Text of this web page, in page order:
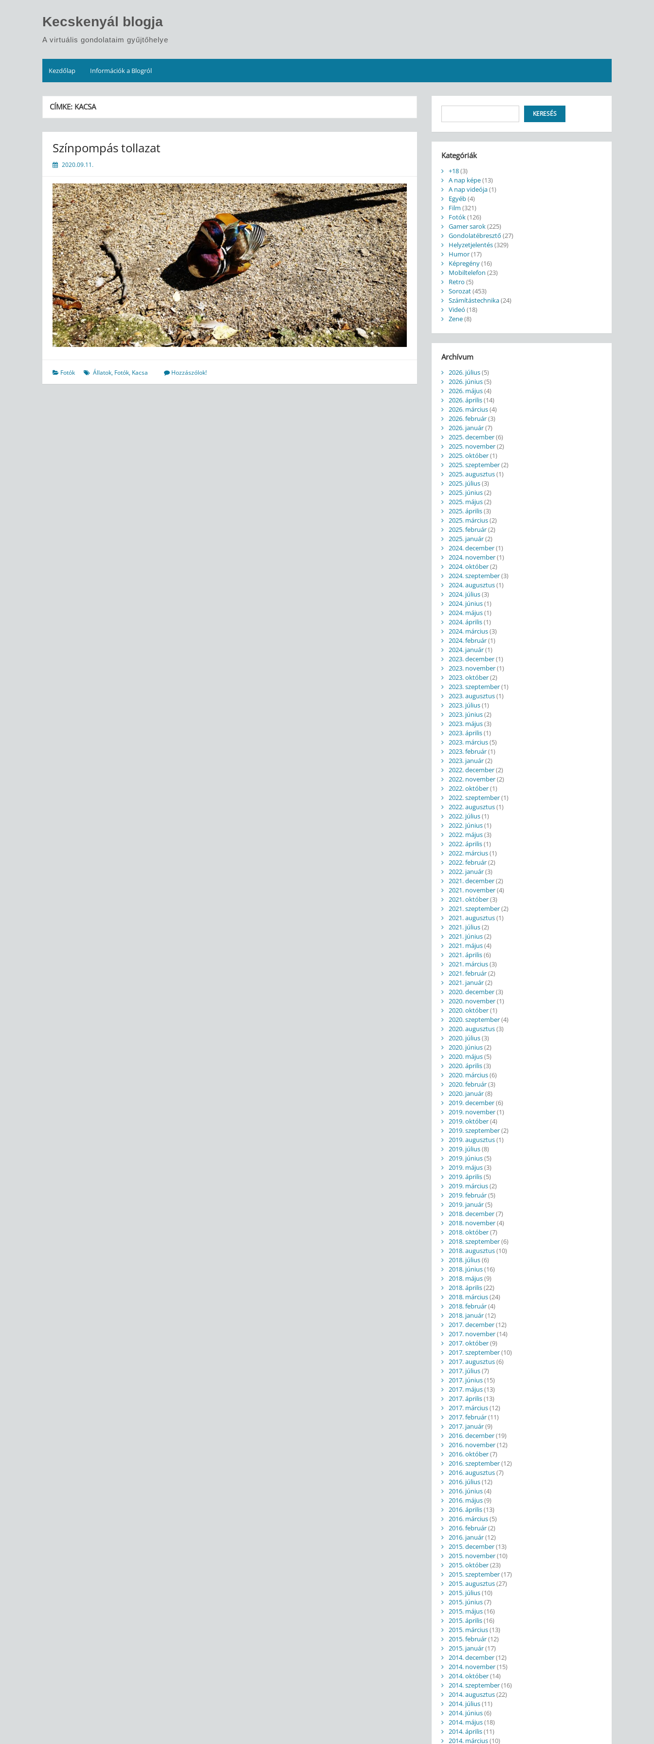
Kecskenyál blogja
A virtuális gondolataim gyűjtőhelye
Kezdőlap Információk a Blogról
CÍMKE: KACSA
Színpompás tollazat
2020.09.11.
Fotók Állatok, Fotók, Kacsa Hozzászólok!
KERESÉS
Kategóriák
+18(3)
A nap képe(13)
A nap videója(1)
Egyéb(4)
Film (321)
Fotók(126)
Gamer sarok(225)
Gondolatébresztő (27)
Helyzetjelentés(329)
Humor(17)
Képregény(16)
Mobiltelefon (23)
Retro (5)
Sorozat(453)
Számítástechnika(24)
Videó (18)
Zene(8)
Archívum
2026. július(5)
2026. június(5)
2026. május(4)
2026. április(14)
2026. március(4)
2026. február(3)
2026. január(7)
2025. december(6)
2025. november(2)
2025. október(1)
2025. szeptember(2)
2025. augusztus(1)
2025. július(3)
2025. június(2)
2025. május(2)
2025. április(3)
2025. március(2)
2025. február(2)
2025. január(2)
2024. december(1)
2024. november(1)
2024. október(2)
2024. szeptember(3)
2024. augusztus(1)
2024. július(3)
2024. június(1)
2024. május(1)
2024. április(1)
2024. március(3)
2024. február(1)
2024. január(1)
2023. december(1)
2023. november(1)
2023. október(2)
2023. szeptember(1)
2023. augusztus(1)
2023. július(1)
2023. június(2)
2023. május(3)
2023. április(1)
2023. március(5)
2023. február(1)
2023. január(2)
2022. december(2)
2022. november(2)
2022. október(1)
2022. szeptember(1)
2022. augusztus(1)
2022. július(1)
2022. június(1)
2022. május(3)
2022. április(1)
2022. március(1)
2022. február(2)
2022. január(3)
2021. december(2)
2021. november(4)
2021. október(3)
2021. szeptember(2)
2021. augusztus(1)
2021. július(2)
2021. június(2)
2021. május(4)
2021. április(6)
2021. március(3)
2021. február(2)
2021. január(2)
2020. december(3)
2020. november(1)
2020. október(1)
2020. szeptember(4)
2020. augusztus(3)
2020. július(3)
2020. június(2)
2020. május(5)
2020. április(3)
2020. március(6)
2020. február(3)
2020. január(8)
2019. december(6)
2019. november(1)
2019. október(4)
2019. szeptember(2)
2019. augusztus(1)
2019. július(8)
2019. június(5)
2019. május(3)
2019. április(5)
2019. március(2)
2019. február(5)
2019. január(5)
2018. december(7)
2018. november(4)
2018. október(7)
2018. szeptember(6)
2018. augusztus(10)
2018. július(6)
2018. június(16)
2018. május(9)
2018. április(22)
2018. március(24)
2018. február(4)
2018. január(12)
2017. december(12)
2017. november(14)
2017. október(9)
2017. szeptember(10)
2017. augusztus(6)
2017. július(7)
2017. június(15)
2017. május(13)
2017. április(13)
2017. március(12)
2017. február(11)
2017. január(9)
2016. december(19)
2016. november(12)
2016. október(7)
2016. szeptember(12)
2016. augusztus(7)
2016. július(12)
2016. június(4)
2016. május(9)
2016. április(13)
2016. március(5)
2016. február(2)
2016. január(12)
2015. december(13)
2015. november(10)
2015. október(23)
2015. szeptember(17)
2015. augusztus(27)
2015. július(10)
2015. június(7)
2015. május(16)
2015. április(16)
2015. március(13)
2015. február(12)
2015. január(17)
2014. december(12)
2014. november(15)
2014. október(14)
2014. szeptember(16)
2014. augusztus(22)
2014. július(11)
2014. június(6)
2014. május(18)
2014. április(11)
2014. március(10)